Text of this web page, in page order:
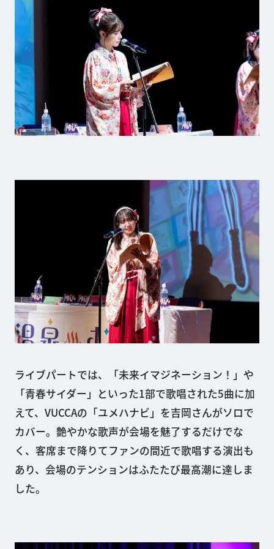
ライブパートでは、「未来イマジネーション！」や
「青春サイダー」といった1部で歌唱された5曲に加
えて、VUCCAの「ユメハナビ」を吉岡さんがソロで
カバー。艶やかな歌声が会場を魅了するだけでな
く、客席まで降りてファンの間近で歌唱する演出も
あり、会場のテンションはふたたび最高潮に達しま
した。